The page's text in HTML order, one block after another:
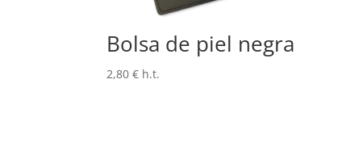
Bolsa de piel negra
2,80 € h.t.